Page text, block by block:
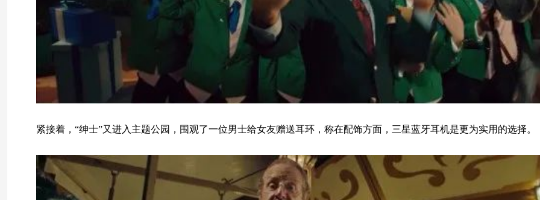
紧接着，“绅士”又进入主题公园，围观了一位男士给女友赠送耳环，称在配饰方面，三星蓝牙耳机是更为实用的选择。